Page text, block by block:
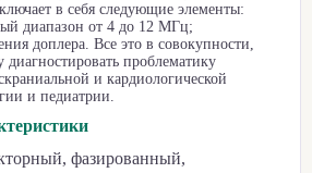
в себя следующие элементы:
диапазон от 4 до 12 МГц;
доплера. Все это в совокупности,
диагностировать проблематику
и кардиологической
и педиатрии.
фазированный,